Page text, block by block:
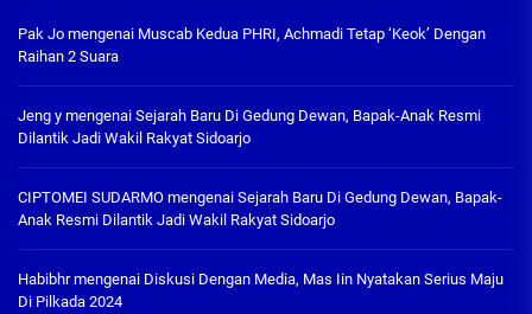
Pak Jo mengenai Muscab Kedua PHRI, Achmadi Tetap ‘Keok’ Dengan
Raihan 2 Suara
Jeng y mengenai Sejarah Baru Di Gedung Dewan, Bapak-Anak Resmi
Dilantik Jadi Wakil Rakyat Sidoarjo
CIPTOMEI SUDARMO mengenai Sejarah Baru Di Gedung Dewan, Bapak-
Anak Resmi Dilantik Jadi Wakil Rakyat Sidoarjo
Habibhrmengenai Diskusi Dengan Media, Mas Iin Nyatakan Serius Maju
Di Pilkada 2024